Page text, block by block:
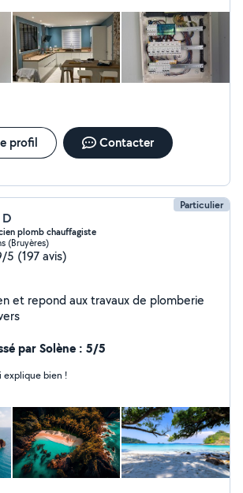
profil Contacter
Particulier
plomb chauffagiste
(Bruyères)
5 (197 avis)
par Solène : 5/5
explique bien !